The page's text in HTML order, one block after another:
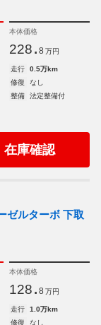
本体価格
228. 8 万円
走行
0.5万km
修復
なし
整備
法定整備付
在庫確認
ゼルターボ 下取
本体価格
128. 8 万円
走行
1.0万km
修復 なし